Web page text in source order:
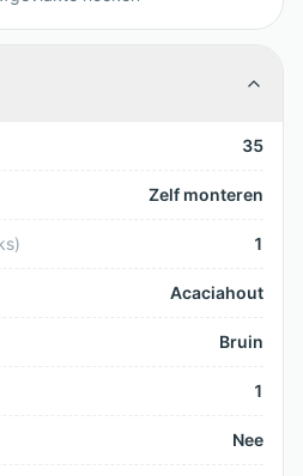
35
Zelf monteren
) 1
Acaciahout
Bruin
1
Nee